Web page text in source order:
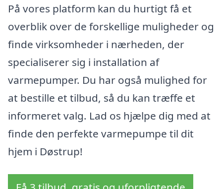
På vores platform kan du hurtigt få et
overblik over de forskellige muligheder og
finde virksomheder i nærheden, der
specialiserer sig i installation af
varmepumper. Du har også mulighed for
at bestille et tilbud, så du kan træffe et
informeret valg. Lad os hjælpe dig med at
finde den perfekte varmepumpe til dit
hjem i Døstrup!